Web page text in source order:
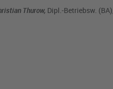
Thurow, Dipl.-Betriebsw.